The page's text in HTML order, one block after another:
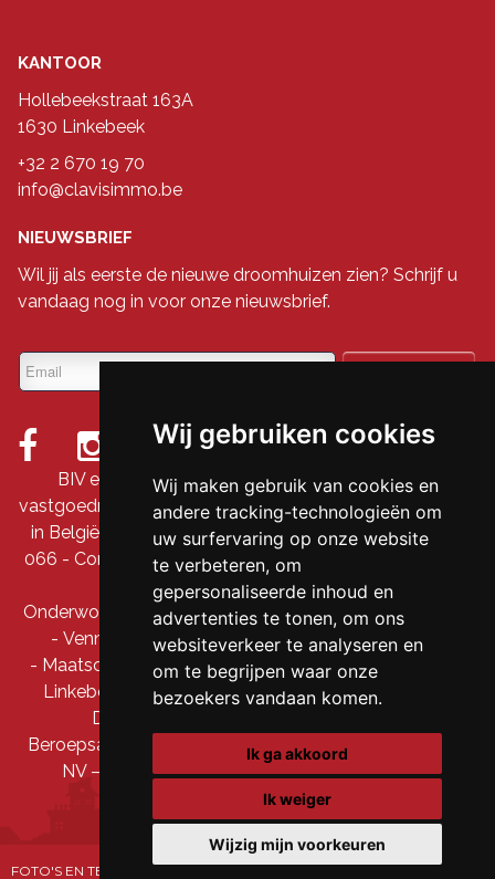
Wij gebruiken cookies
Wij maken gebruik van cookies en
andere tracking-technologieën om
uw surfervaring op onze website
te verbeteren, om
gepersonaliseerde inhoud en
advertenties te tonen, om ons
websiteverkeer te analyseren en
om te begrijpen waar onze
bezoekers vandaan komen.
Ik ga akkoord
Ik weiger
Wijzig mijn voorkeuren
KANTOOR
Hollebeekstraat 163A
1630 Linkebeek
+32 2 670 19 70
info@clavisimmo.be
NIEUWSBRIEF
Wil jij als eerste de nieuwe droomhuizen zien? Schrijf u
vandaag nog in voor onze nieuwsbrief.
BIV erkende vastgoedmakelaar-bemiddelaar &
vastgoedmakelaar-rentmeester onder nummer 509 845
in België - Ondernemingsnummer: BTW BE-0690 711
066 - Controleorgaan: BIV, Luxemburgstraat 16B, 1000
Brussel
Onderworpen aan dedeontologische code van het BIV
- Vennootschap: DDS Prestige bv / Clavis immo
- Maatschappelijke zetel: Hollebeekstraat 163 A,1630
Linkebeek - Ondernemingsnummer.: 0690 711 066
Derdenrekening: BE91 7350 5719 0376
Beroepsaansprakelijkheid en garantie via AXA Belgium
NV – polis nr. 730.390.160 -Privacy statement
FOTO'S EN TEKST COPYRIGHT © CLAVIS IMMO